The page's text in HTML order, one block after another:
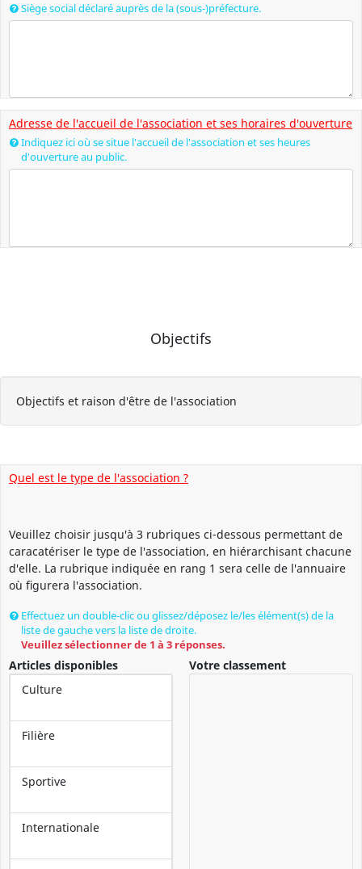
Siège social déclaré auprès de la (sous-)préfecture.
Adresse de l'accueil de l'association et ses horaires d'ouverture
Indiquez ici où se situe l'accueil de l'association et ses heures
d'ouverture au public.
Objectifs
Objectifs et raison d'être de l'association
Quel est le type de l'association ?
Veuillez choisir jusqu'à 3 rubriques ci-dessous permettant de
caracatériser le type de l'association, en hiérarchisant chacune
d'elle. La rubrique indiquée en rang 1 sera celle de l'annuaire
où figurera l'association.
Vos réponses doivent être différentes, et vous devez les classer dans
Effectuez un double-clic ou glissez/déposez le/les élément(s) de la
liste de gauche vers la liste de droite.
Veuillez sélectionner de 1 à 3 réponses.
Premier choix
Choix classé 2
Choix classé 3
Articles disponibles
Culture
Filière
Sportive
Internationale
Votre classement